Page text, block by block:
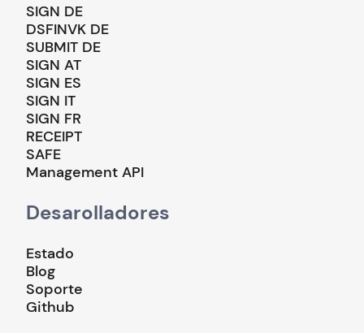
SIGN DE
DSFINVK DE
SUBMIT DE
SIGN AT
SIGN ES
SIGN IT
SIGN FR
RECEIPT
SAFE
Management API
Desarolladores
Estado
Blog
Soporte
Github